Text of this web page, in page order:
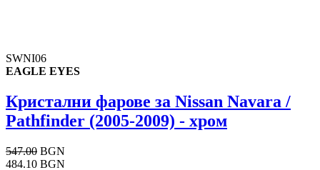
SWNI06
EAGLE EYES
Кристални фарове за Nissan Navara /
Pathfinder (2005-2009) - хром
547.00 BGN
484.10 BGN